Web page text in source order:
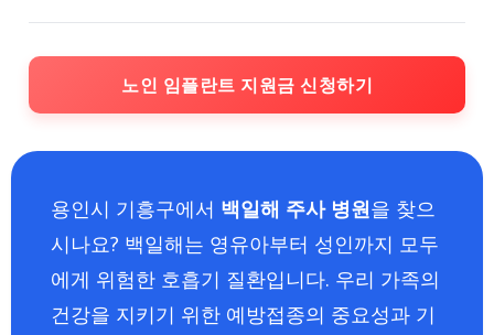
노인 임플란트 지원금 신청하기
용인시 기흥구에서 백일해 주사 병원을 찾으
시나요? 백일해는 영유아부터 성인까지 모두
에게 위험한 호흡기 질환입니다. 우리 가족의
건강을 지키기 위한 예방접종의 중요성과 기